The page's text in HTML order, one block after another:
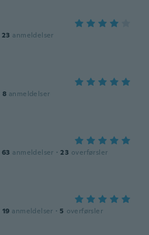
23 anmeldelser
8 anmeldelser
63 anmeldelser · 23 overførsler
19 anmeldelser · 5 overførsler